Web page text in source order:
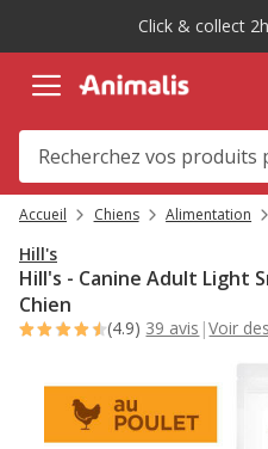
2,
message,
sur votre première
Accueil Chiens Alimentation
Hill's
Hill's - Canine Adult Light
Chien
(4.9) 39 avis |Voir